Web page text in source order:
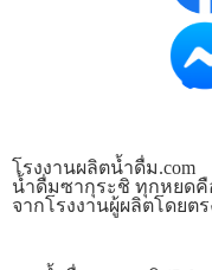
โรงงานผลิตน้ำดื่ม.com
น้ำดื่มซากุระชิ ทุกหยดคื
จากโรงงานผู้ผลิตโดยตร